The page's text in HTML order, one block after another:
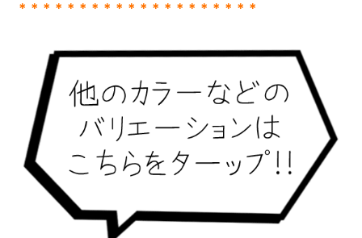
＊＊＊＊＊＊＊＊＊＊＊＊＊＊＊＊＊＊＊＊